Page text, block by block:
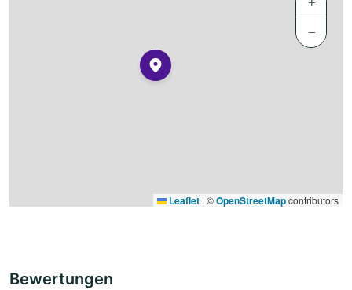
−
Leaflet | ©OpenStreetMapcontributors
Bewertungen